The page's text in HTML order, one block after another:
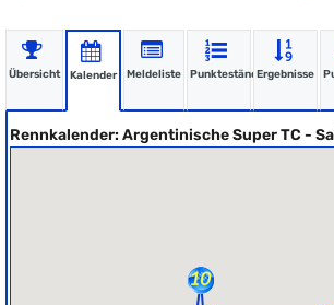
Übersicht Kalender Meldeliste PunkteständeErgebnisse
Rennkalender: Argentinische Super TC -